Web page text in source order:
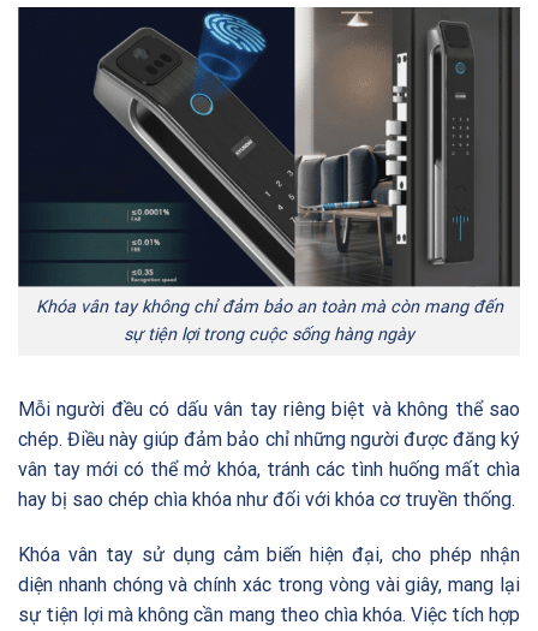
Khóa vân tay không chỉ đảm bảo an toàn mà còn mang đến
sự tiện lợi trong cuộc sống hàng ngày
Mỗi người đều có dấu vân tay riêng biệt và không thể sao
chép. Điều này giúp đảm bảo chỉ những người được đăng ký
vân tay mới có thể mở khóa, tránh các tình huống mất chìa
hay bị sao chép chìa khóa như đối với khóa cơ truyền thống.
Khóa vân tay sử dụng cảm biến hiện đại, cho phép nhận
diện nhanh chóng và chính xác trong vòng vài giây, mang lại
sự tiện lợi mà không cần mang theo chìa khóa. Việc tích hợp